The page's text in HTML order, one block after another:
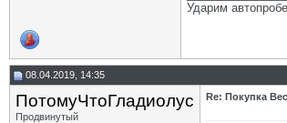
Ударим
08.04.2019, 14:35
ПотомуЧтоГладиолус
Продвинутый
Re: Покупка